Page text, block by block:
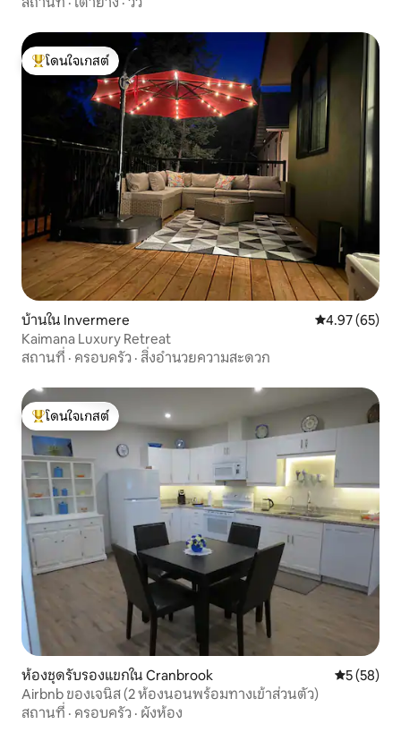
โดนใจเกสต์ที่สุด
โดนใจเกสต์
บ้านใน Invermere คะแนนเฉลี่ย
4.97 (65)
Kaimana Luxury Retreat
สถานที่ · ครอบครัว · สิ่งอำนวยความสะดวก
โดนใจเกสต์ที่สุด
โดนใจเกสต์
ห้องชุดรับรองแขกใน Cranbrook คะแนนเฉลี่
5 (58)
Airbnb ของเจนิส (2 ห้องนอนพร้อมทางเข้าส่วนตัว)
สถานที่ · ครอบครัว · ผังห้อง